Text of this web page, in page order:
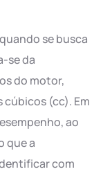
se busca
se da
do motor,
(cc). Em
ao
que a
com